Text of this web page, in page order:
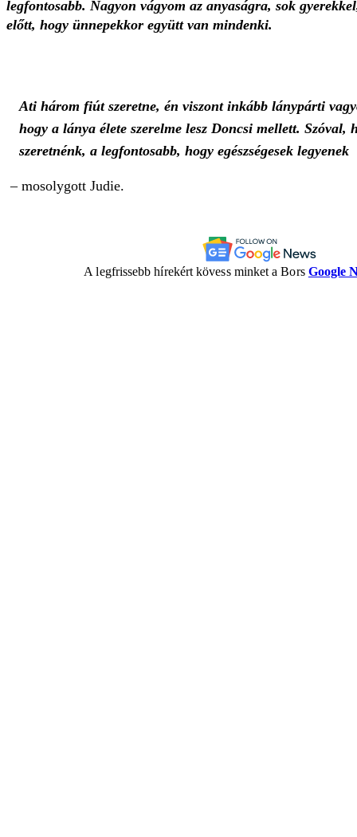
legfontosabb. Nagyon vágyom az anyaságra, sok
előtt, hogy ünnepekkor együtt van mindenki.
Ati három fiút szeretne, én viszont inkább lánypárti
hogy a lánya élete szerelme lesz Doncsi mellett. Szóval,
szeretnénk, a legfontosabb, hogy egészségesek legyenek
– mosolygott Judie.
A legfrissebb hírekért kövess minket a Bors Google